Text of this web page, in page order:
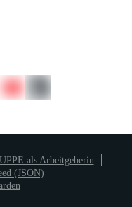
als Arbeitgeberin
(JSON)